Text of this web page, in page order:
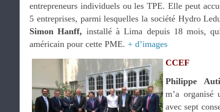
entrepreneurs individuels ou les TPE. Elle peut
5 entreprises, parmi lesquelles la société Hydro
Simon Hanff, installé à Lima depuis 18 mois,
américain pour cette PME. + d’images
CCEF
Philippe
m’a organisé
avec sept